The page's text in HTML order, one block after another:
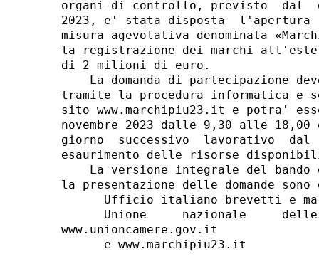
organi di controllo, previsto  dal
2023, e' stata disposta
misura agevolativa denominata
la registrazione dei marchi
di 2 milioni di euro.
La domanda di partecipazione
tramite la procedura informatica e
sito www.marchipiu23.it e potra'
novembre 2023 dalle 9,30 alle
giorno  successivo  lavorativo
esaurimento delle risorse
La versione integrale del bando
la presentazione delle domande
Ufficio italiano brevetti e
Unione     nazionale
www.unioncamere.gov.it